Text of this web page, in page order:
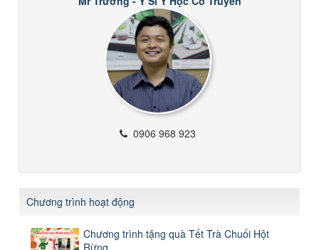
0906 968 923
Chương trình hoạt động
Chương trình tặng quà Tết Trà Chuối Hột
Rừng